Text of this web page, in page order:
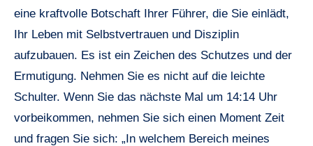
eine kraftvolle Botschaft Ihrer Führer, die Sie einlädt,
Ihr Leben mit Selbstvertrauen und Disziplin
aufzubauen. Es ist ein Zeichen des Schutzes und der
Ermutigung. Nehmen Sie es nicht auf die leichte
Schulter. Wenn Sie das nächste Mal um 14:14 Uhr
vorbeikommen, nehmen Sie sich einen Moment Zeit
und fragen Sie sich: „In welchem ​​Bereich meines